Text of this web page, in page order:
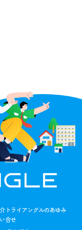
トライアングルのあゆみ
合せ